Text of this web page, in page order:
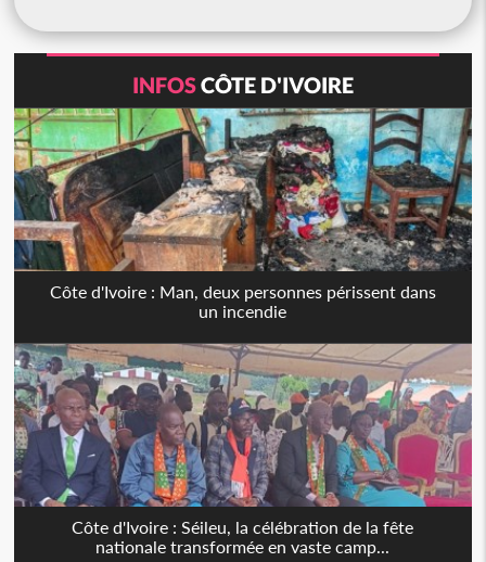
INFOSCÔTE D'IVOIRE
Côte d'Ivoire : Man, deux personnes périssent dans
un incendie
Côte d'Ivoire : Séileu, la célébration de la fête
nationale transformée en vaste camp...